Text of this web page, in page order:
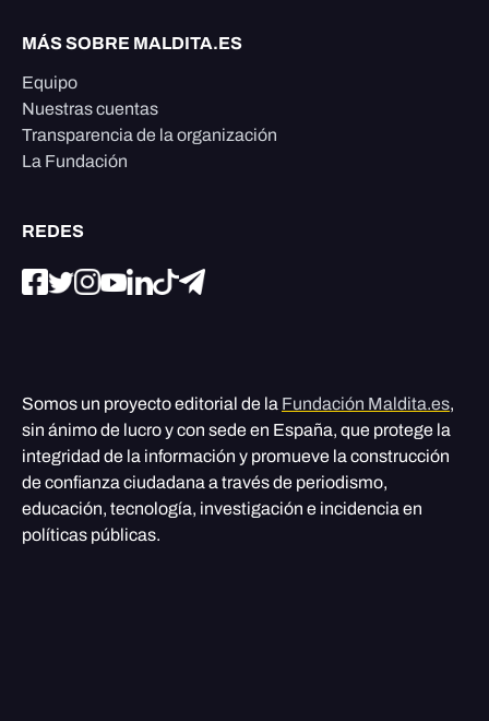
MÁS SOBRE MALDITA.ES
Equipo
Nuestras cuentas
Transparencia de la organización
La Fundación
REDES
Somos un proyecto editorial de la Fundación Maldita.es,
sin ánimo de lucro y con sede en España, que protege la
integridad de la información y promueve la construcción
de confianza ciudadana a través de periodismo,
educación, tecnología, investigación e incidencia en
políticas públicas.